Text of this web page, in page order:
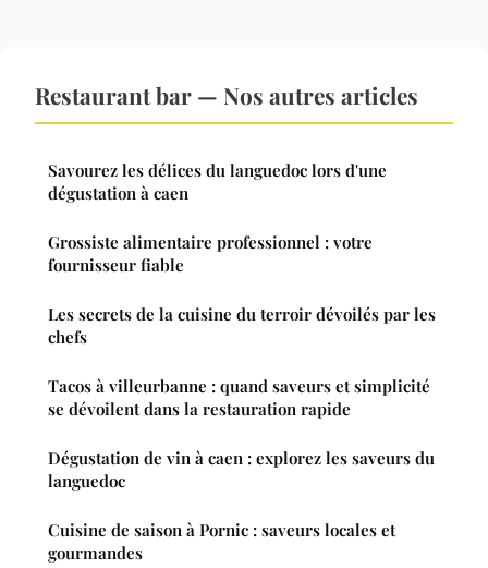
Restaurant bar — Nos autres articles
Savourez les délices du languedoc lors d'une
dégustation à caen
Grossiste alimentaire professionnel : votre
fournisseur fiable
Les secrets de la cuisine du terroir dévoilés par les
chefs
Tacos à villeurbanne : quand saveurs et simplicité
se dévoilent dans la restauration rapide
Dégustation de vin à caen : explorez les saveurs du
languedoc
Cuisine de saison à Pornic : saveurs locales et
gourmandes